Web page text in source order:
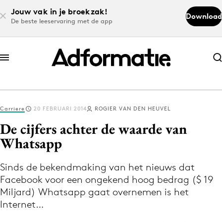
Jouw vak in je broekzak!
De beste leeservaring met de app
Download
Abonneer nu
Abonneer nu
Log in
Volg het laatste nieuws via de Adformatie
Nieuws app
Carriere 20 FEBRUARI 2014 ROGIER VAN DEN HEUVEL
De cijfers achter de waarde van
Whatsapp
Sinds de bekendmaking van het nieuws dat
Facebook voor een ongekend hoog bedrag ($ 19
Miljard) Whatsapp gaat overnemen is het
Internet…